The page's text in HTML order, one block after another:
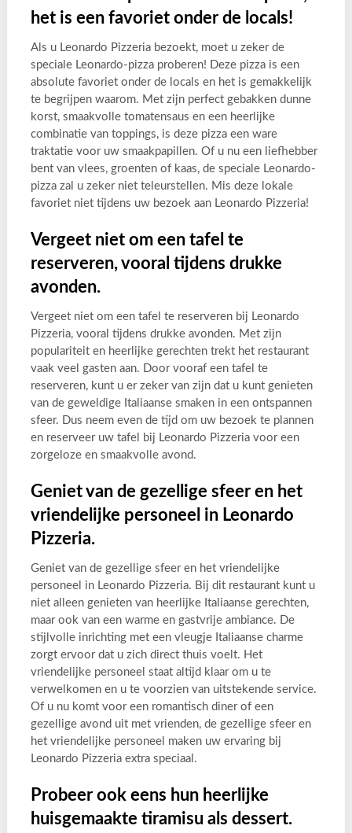
het is een favoriet onder de locals!
Als u Leonardo Pizzeria bezoekt, moet u zeker de
speciale Leonardo-pizza proberen! Deze pizza is een
absolute favoriet onder de locals en het is gemakkelijk
te begrijpen waarom. Met zijn perfect gebakken dunne
korst, smaakvolle tomatensaus en een heerlijke
combinatie van toppings, is deze pizza een ware
traktatie voor uw smaakpapillen. Of u nu een liefhebber
bent van vlees, groenten of kaas, de speciale Leonardo-
pizza zal u zeker niet teleurstellen. Mis deze lokale
favoriet niet tijdens uw bezoek aan Leonardo Pizzeria!
Vergeet niet om een tafel te
reserveren, vooral tijdens drukke
avonden.
Vergeet niet om een tafel te reserveren bij Leonardo
Pizzeria, vooral tijdens drukke avonden. Met zijn
populariteit en heerlijke gerechten trekt het restaurant
vaak veel gasten aan. Door vooraf een tafel te
reserveren, kunt u er zeker van zijn dat u kunt genieten
van de geweldige Italiaanse smaken in een ontspannen
sfeer. Dus neem even de tijd om uw bezoek te plannen
en reserveer uw tafel bij Leonardo Pizzeria voor een
zorgeloze en smaakvolle avond.
Geniet van de gezellige sfeer en het
vriendelijke personeel in Leonardo
Pizzeria.
Geniet van de gezellige sfeer en het vriendelijke
personeel in Leonardo Pizzeria. Bij dit restaurant kunt u
niet alleen genieten van heerlijke Italiaanse gerechten,
maar ook van een warme en gastvrije ambiance. De
stijlvolle inrichting met een vleugje Italiaanse charme
zorgt ervoor dat u zich direct thuis voelt. Het
vriendelijke personeel staat altijd klaar om u te
verwelkomen en u te voorzien van uitstekende service.
Of u nu komt voor een romantisch diner of een
gezellige avond uit met vrienden, de gezellige sfeer en
het vriendelijke personeel maken uw ervaring bij
Leonardo Pizzeria extra speciaal.
Probeer ook eens hun heerlijke
huisgemaakte tiramisu als dessert.